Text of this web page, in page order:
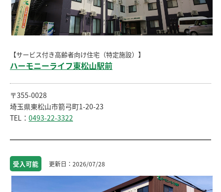
【サービス付き高齢者向け住宅（特定施設）】
ハーモニーライフ東松山駅前
〒355-0028
埼⽟県東松山市箭弓町1-20-23
TEL： 0493-22-3322
受入可能 2026/07/28